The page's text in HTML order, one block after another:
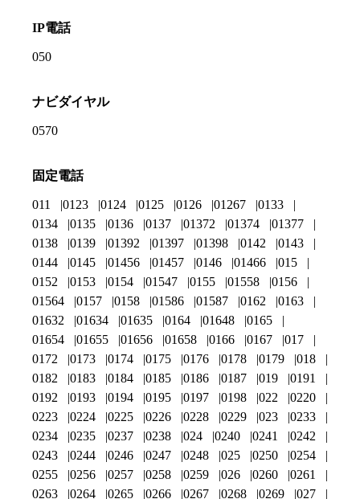
IP電話
050
ナビダイヤル
0570
固定電話
011 0123 0124 0125 0126 01267
0133
0134
0135 0136 0137 01372 01374
01377
0138
0139 01392 01397 01398 0142
0143
0144
0145 01456 01457 0146 01466
015
0152
0153 0154 01547 0155 01558
0156
01564
0157 0158 01586 01587 0162
0163
01632
01634 01635 0164 01648
0165
01654
01655 01656 01658 0166 0167
017
0172
0173 0174 0175 0176 0178 0179
018
0182
0183 0184 0185 0186 0187 019
0191
0192
0193 0194 0195 0197 0198 022
0220
0223
0224 0225 0226 0228 0229 023
0233
0234
0235 0237 0238 024 0240 0241
0242
0243
0244 0246 0247 0248 025 0250
0254
0255
0256 0257 0258 0259 026 0260
0261
0263
0264 0265 0266 0267 0268 0269 027